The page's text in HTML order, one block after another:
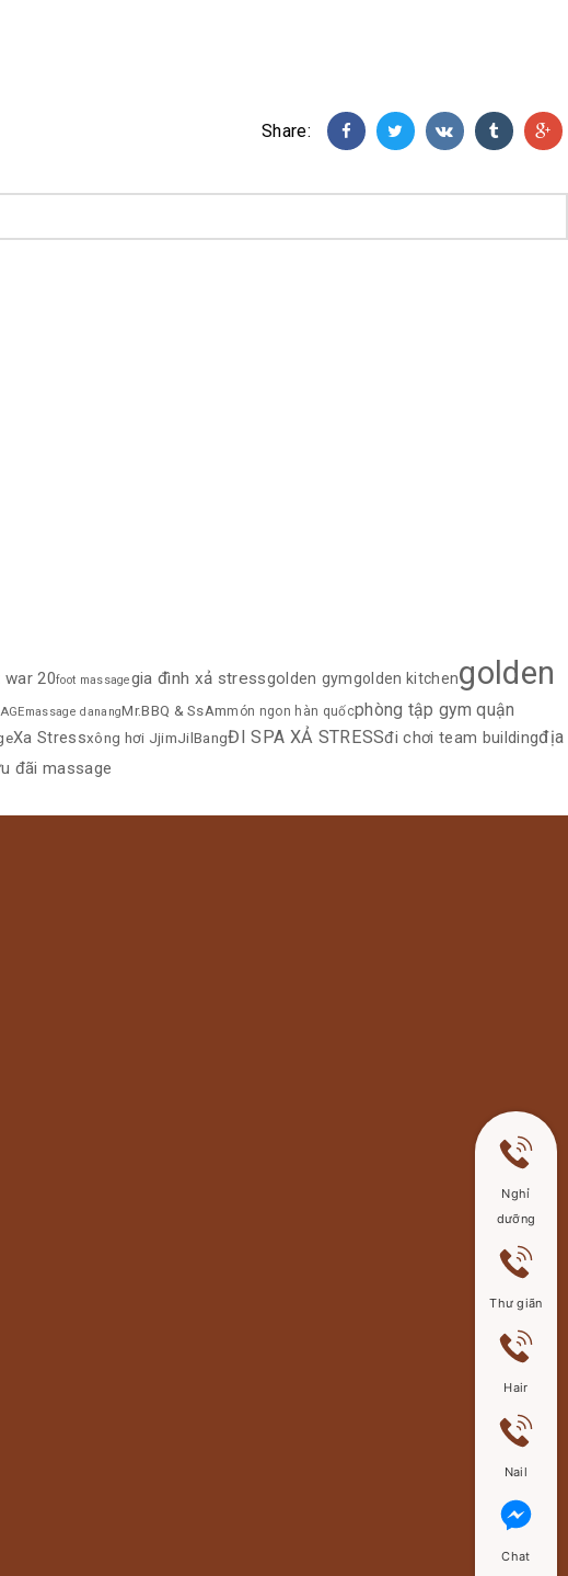
Share:
war 20foot massagegia đình xả stressgolden gymgolden kitchengolden
massage danangMr.BBQ & SsAmmón ngon hàn quốcphòng tập gym quận
Xa Stressxông hơi JjimJilBangĐI SPA XẢ STRESSđi chơi team buildingđịa
đãi massage
Nghỉ
dưỡng
Thư giãn
Hair
Nail
Chat